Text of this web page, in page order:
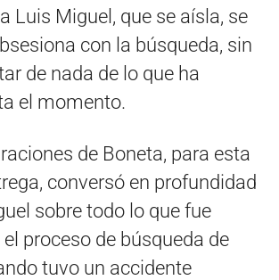
Luis Miguel, que se aísla, se
con la búsqueda, sin
de nada de lo que ha
el momento.
de Boneta, para esta
conversó en profundidad
sobre todo lo que fue
proceso de búsqueda de
tuvo un accidente